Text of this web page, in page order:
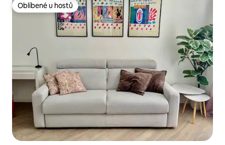
Oblíbené u hostů
Oblíbené u hostů